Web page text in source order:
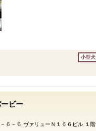
小型犬
ビー
６－６ ヴァリューＮ１６６ビル １階